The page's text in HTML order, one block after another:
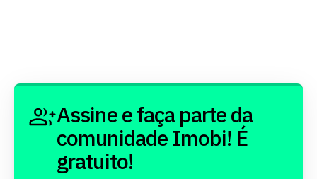
Assine e faça parte da
comunidade Imobi! É
gratuito!